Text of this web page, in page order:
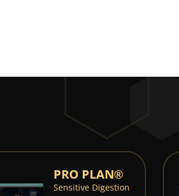
PRO PLAN®
Sensitive Digestion